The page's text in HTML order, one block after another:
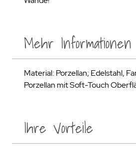
Ihre Vorteile
Mehr Informationen
Material: Porzellan; Edelstahl,
Porzellan mit Soft-Touch